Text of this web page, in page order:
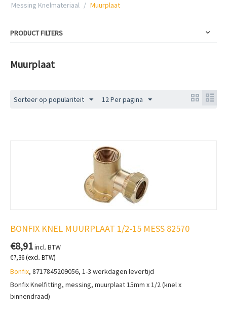
Messing Knelmateriaal / Muurplaat
PRODUCT FILTERS
Muurplaat
Sorteer op populariteit 12 Per pagina
BONFIX KNEL MUURPLAAT 1/2-15 MESS 82570
€8,91incl. BTW
€7,36(excl. BTW)
Bonfix, 8717845209056, 1-3 werkdagen levertijd
Bonfix Knelfitting, messing, muurplaat 15mm x 1/2 (knel x
binnendraad)